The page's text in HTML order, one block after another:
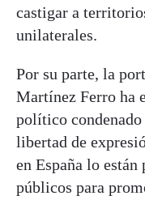
castigar a
unilaterales.
Por su parte, la
Martínez Ferro ha
político condenado
libertad de
en España lo están
públicos para